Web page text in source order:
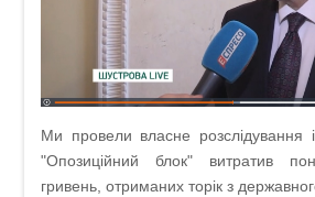
Ми провели власне
"Опозиційний блок" витратив
гривень, отриманих торік з